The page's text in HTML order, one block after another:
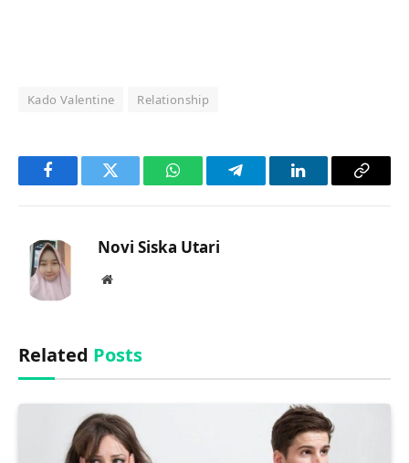
Kado Valentine Relationship
FacebookTwitter WhatsAppTelegramLinkedInCopy
Novi Siska Utari
Website
Related Posts